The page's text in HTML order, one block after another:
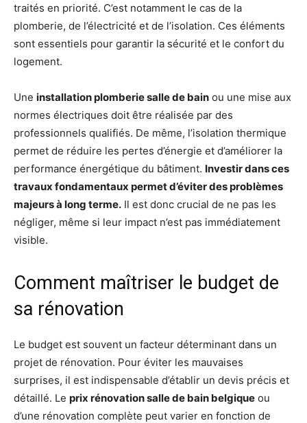
traités en priorité. C’est notamment le cas de la
plomberie, de l’électricité et de l’isolation. Ces éléments
sont essentiels pour garantir la sécurité et le confort du
logement.
Une installation plomberie salle de bain ou une mise aux
normes électriques doit être réalisée par des
professionnels qualifiés. De même, l’isolation thermique
permet de réduire les pertes d’énergie et d’améliorer la
performance énergétique du bâtiment. Investir dans ces
travaux fondamentaux permet d’éviter des problèmes
majeurs à long terme. Il est donc crucial de ne pas les
négliger, même si leur impact n’est pas immédiatement
visible.
Comment maîtriser le budget de
sa rénovation
Le budget est souvent un facteur déterminant dans un
projet de rénovation. Pour éviter les mauvaises
surprises, il est indispensable d’établir un devis précis et
détaillé. Le prix rénovation salle de bain belgique ou
d’une rénovation complète peut varier en fonction de